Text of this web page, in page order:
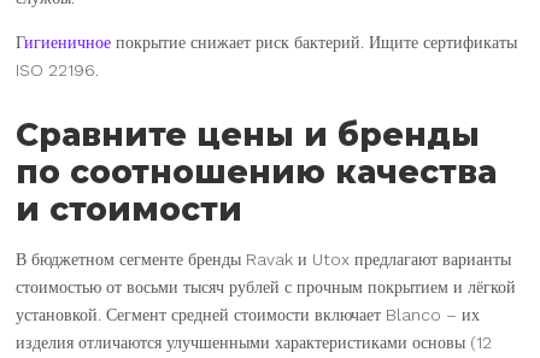
Гигиеничное покрытие снижает риск бактерий. Ищите сертификаты
ISO 22196.
Сравните цены и бренды
по соотношению качества
и стоимости
В бюджетном сегменте бренды Ravak и Utox предлагают варианты
стоимостью от восьми тысяч рублей с прочным покрытием и лёгкой
установкой. Сегмент средней стоимости включает Blanco – их
изделия отличаются улучшенными характеристиками основы (12